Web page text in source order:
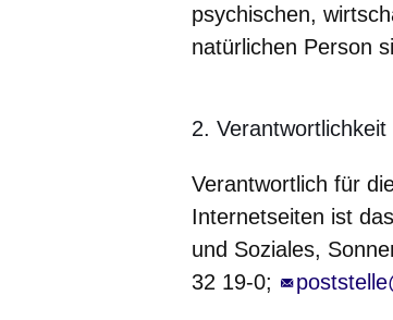
psychischen,
natürlichen Person
2. Verantwortlichkeit
Verantwortlich für
Internetseiten ist
und Soziales,
32 19-0;